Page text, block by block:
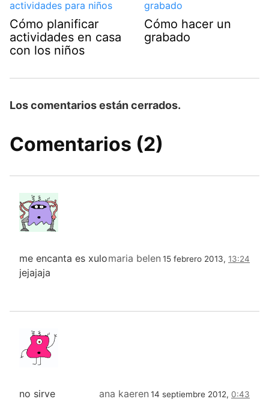
Cómo planificar
actividades en casa
con los niños
Cómo hacer un
grabado
Los comentarios están cerrados.
Comentarios (2)
maria belen 15 febrero 2013, 13:24
me encanta es xulo
jejajaja
ana kaeren 14 septiembre 2012, 0:43
no sirve